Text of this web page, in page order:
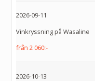
2026-09-11
Vinkryssning på Wasaline
från 2 060:-
2026-10-13